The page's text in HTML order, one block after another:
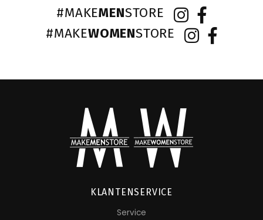
#MAKEMENSTORE
#MAKEWOMENSTORE
KLANTENSERVICE
Service